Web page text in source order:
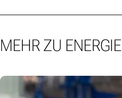
MEHR ZU ENERGIE